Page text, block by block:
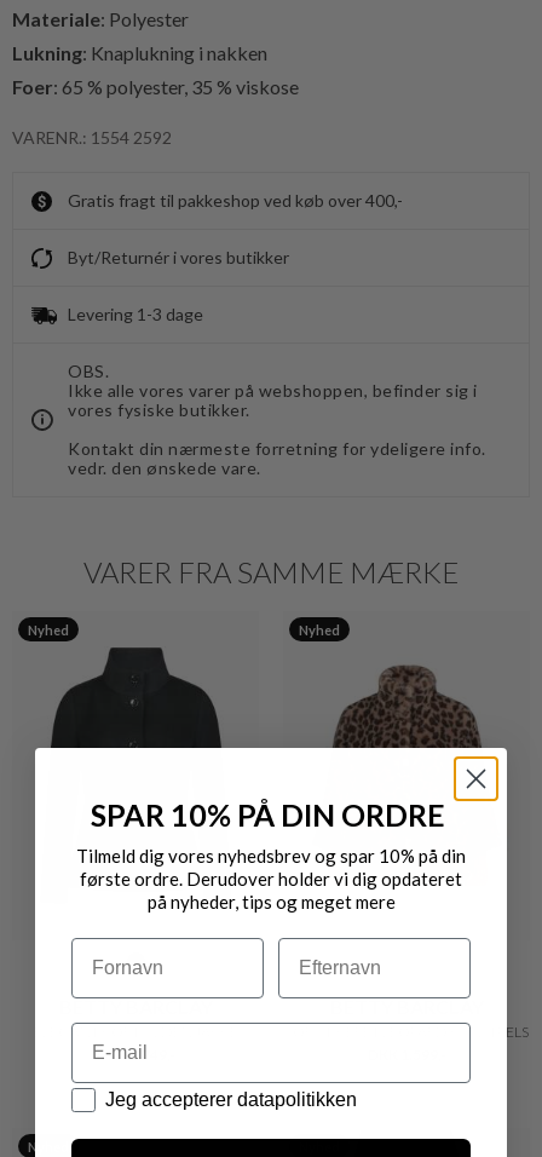
Materiale: Polyester
Lukning: Knaplukning i nakken
Foer: 65 % polyester, 35 % viskose
VARENR.: 1554 2592
Gratis fragt til pakkeshop ved køb over 400,-
Byt/Returnér i vores butikker
Levering 1-3 dage
OBS.
Ikke alle vores varer på webshoppen, befinder sig i
vores fysiske butikker.
Kontakt din nærmeste forretning for ydeligere info.
vedr. den ønskede vare.
VARER FRA SAMME MÆRKE
Nyhed
BETTY BARCLAY
ELEGANT KORT ULDEN JAKKE
DKK 1.749,-
Nyhed
BETTY BARCLAY
SOFISTIKERET LEOPARD KUNSTPELS
Nyhed
SPAR 10% PÅ DIN ORDRE
Tilmeld dig vores nyhedsbrev og spar 10% på din
første ordre. Derudover holder vi dig opdateret
på nyheder, tips og meget mere
Navn Efternavn
Email
Datapolitik
Jeg accepterer datapolitikken